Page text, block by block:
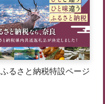
ふるさと納税特設ページ